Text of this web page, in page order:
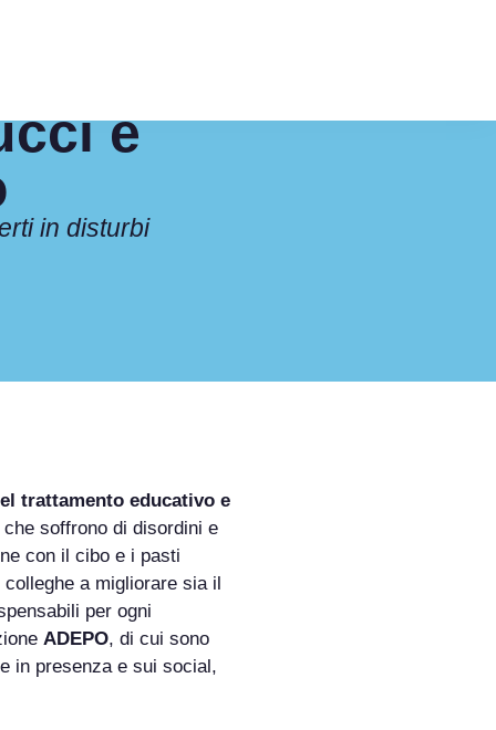
e
in disturbi
trattamento educativo e
soffrono di disordini e
con il cibo e i pasti
a migliorare sia il
per ogni
ADEPO, di cui sono
in presenza e sui social,